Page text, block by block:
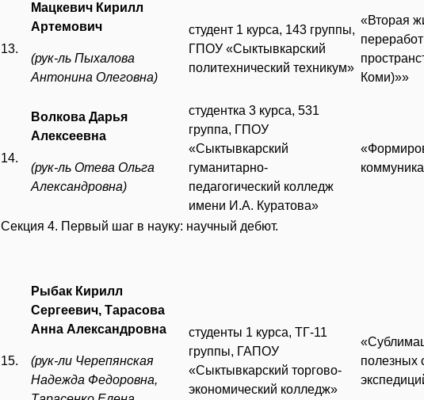
13.
Мацкевич Кирилл
Артемович
(рук-ль Пыхалова
Антонина Олеговна)
студент 1 курса, 143 группы,
ГПОУ «Сыктывкарский
политехнический техникум»
«Вторая
Коми)»»
14.
Волкова Дарья
Алексеевна
(рук-ль Отева Ольга
Александровна)
студентка 3 курса, 531
группа, ГПОУ
«Сыктывкарский
гуманитарно-
педагогический колледж
имени И.А. Куратова»
Секция 4. Первый шаг в науку: научный дебют.
15.
Рыбак Кирилл
Сергеевич, Тарасова
Анна Александровна
(рук-ли Черепянская
Надежда Федоровна,
студенты 1 курса, ТГ-11
группы, ГАПОУ
«Сыктывкарский торгово-
экономический колледж»
полезных